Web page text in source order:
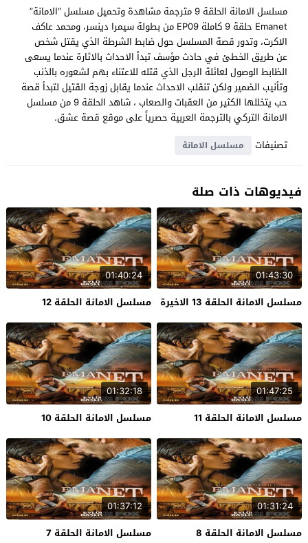
مسلسل الامانة الحلقة 9 مترجمة مشاهدة وتحميل مسلسل “الامانة”
Emanet حلقة 9 كاملة EP09 من بطولة سيمرا دينسر، ومحمد عاكف
الاكرت، وتدور قصة المسلسل حول ضابط الشرطة الذي يقتل شخص
عن طريق الخطئ في حادث مؤسف تبدأ الاحداث بالاثارة عندما يسعى
الظابط الوصول لعائلة الرجل الذي قتله للاعتناء بهم لشعوره بالذنب
وتأنيب الضمير ولكن تنقلب الاحداث عندما يقابل زوجة القتيل لتبدأ قصة
حب يتخللها الكثير من العقبات والصعاب ، شاهد الحلقة 9 من مسلسل
الامانة التركي بالترجمة العربية حصرياً على موقع قصة عشق.
تصنيفات
مسلسل الامانة
فيديوهات ذات صلة
01:43:30
مسلسل الامانة الحلقة 13 الاخيرة
01:40:24
مسلسل الامانة الحلقة 12
01:47:25
مسلسل الامانة الحلقة 11
01:32:18
مسلسل الامانة الحلقة 10
01:31:24
مسلسل الامانة الحلقة 8
01:37:12
مسلسل الامانة الحلقة 7